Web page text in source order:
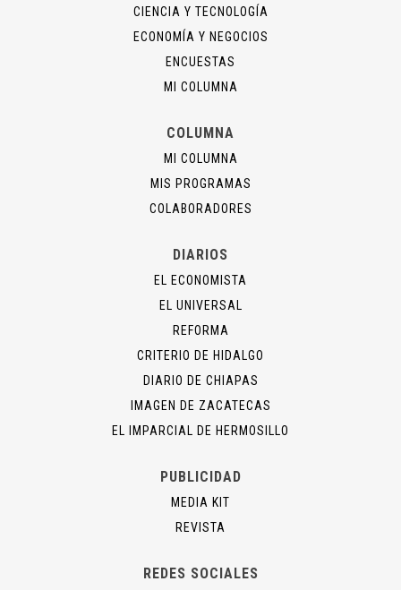
CIENCIA Y TECNOLOGÍA
ECONOMÍA Y NEGOCIOS
ENCUESTAS
MI COLUMNA
COLUMNA
MI COLUMNA
MIS PROGRAMAS
COLABORADORES
DIARIOS
EL ECONOMISTA
EL UNIVERSAL
REFORMA
CRITERIO DE HIDALGO
DIARIO DE CHIAPAS
IMAGEN DE ZACATECAS
EL IMPARCIAL DE HERMOSILLO
PUBLICIDAD
MEDIA KIT
REVISTA
REDES SOCIALES